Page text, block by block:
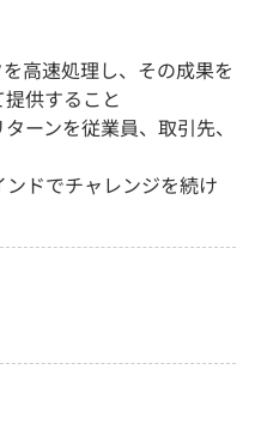
高速処理し、その成果を
供すること
ーンを従業員、取引先、
ドでチャレンジを続け